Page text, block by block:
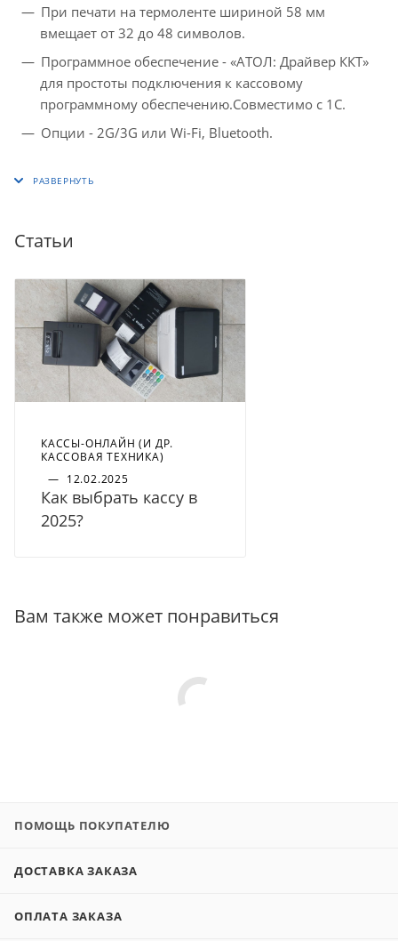
При печати на термоленте шириной 58 мм
вмещает от 32 до 48 символов.
Программное обеспечение - «АТОЛ: Драйвер ККТ»
для простоты подключения к кассовому
программному обеспечению.Совместимо с 1С.
Опции - 2G/3G или Wi-Fi, Bluetooth.
Статьи
КАССЫ-ОНЛАЙН (И ДР.
КАССОВАЯ ТЕХНИКА)
— 12.02.2025
Как выбрать кассу в
2025?
Вам также может понравиться
ПОМОЩЬ ПОКУПАТЕЛЮ
ДОСТАВКА ЗАКАЗА
ОПЛАТА ЗАКАЗА